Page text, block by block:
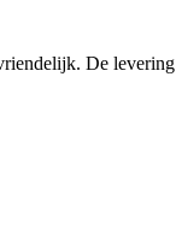
De